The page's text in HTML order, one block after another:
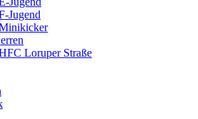
Jugend
Loruper Straße